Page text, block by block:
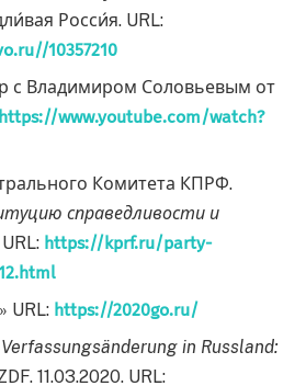
Росси́я. URL:
10357210
с Владимиром Соловьевым от
https://www.youtube.com/watch?
Комитета КПРФ.
справедливости и
URL: https://kprf.ru/party-
URL: https://2020go.ru/
Verfassungsänderung in Russland:
11.03.2020. URL: